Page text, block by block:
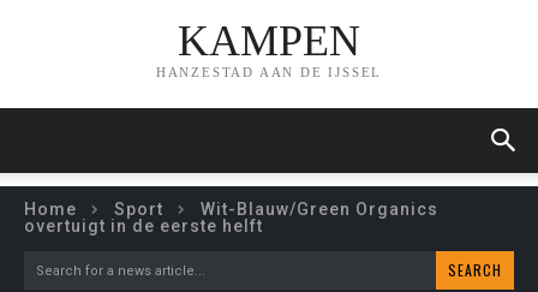
KAMPEN
HANZESTAD AAN DE IJSSEL
Home Sport
Wit-Blauw/Green Organics
overtuigt in de eerste helft
Search for a news article... SEARCH